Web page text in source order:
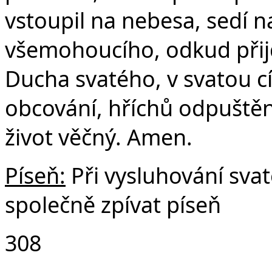
vstoupil na nebesa, sedí
všemohoucího, odkud
Ducha svatého, v svatou
obcování, hříchů
život věčný. Amen.
Píseň: Při vysluhování
společně zpívat píseň
308